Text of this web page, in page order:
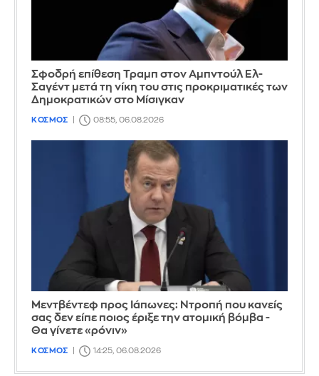
Σφοδρή επίθεση Τραμπ στον Αμπντούλ Ελ-
Σαγέντ μετά τη νίκη του στις προκριματικές των
Δημοκρατικών στο Μίσιγκαν
ΚΟΣΜΟΣ 08:55, 06.08.2026
Μεντβέντεφ προς Ιάπωνες: Ντροπή που κανείς
σας δεν είπε ποιος έριξε την ατομική βόμβα -
Θα γίνετε «ρόνιν»
ΚΟΣΜΟΣ 14:25, 06.08.2026